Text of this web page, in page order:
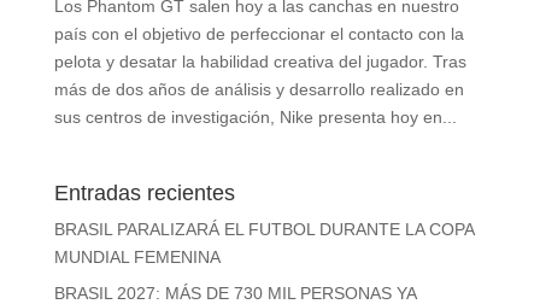
Los Phantom GT salen hoy a las canchas en nuestro
país con el objetivo de perfeccionar el contacto con la
pelota y desatar la habilidad creativa del jugador. Tras
más de dos años de análisis y desarrollo realizado en
sus centros de investigación, Nike presenta hoy en...
Entradas recientes
BRASIL PARALIZARÁ EL FUTBOL DURANTE LA COPA
MUNDIAL FEMENINA
BRASIL 2027: MÁS DE 730 MIL PERSONAS YA